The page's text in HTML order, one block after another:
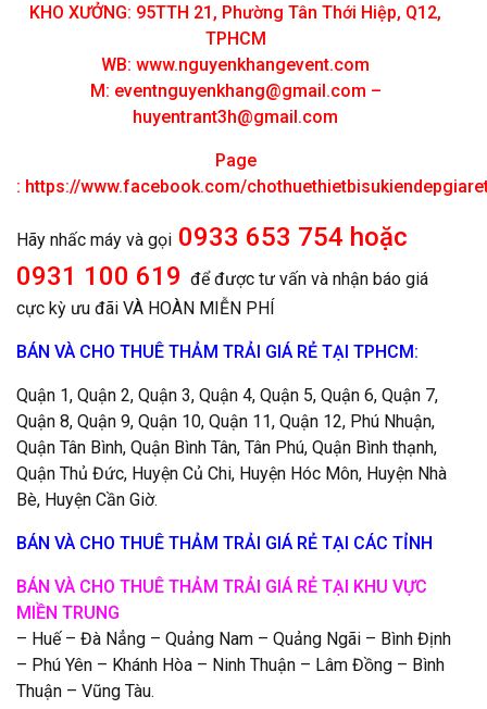
KHO XƯỞNG: 95TTH 21, Phường Tân Thới Hiệp, Q12,
TPHCM
WB: www.nguyenkhangevent.com
M: eventnguyenkhang@gmail.com –
huyentrant3h@gmail.com
Page
: https://www.facebook.com/
Hãy nhấc máy và gọi 0933 653 754 hoặc
0931 100 619 để được tư vấn và nhận báo giá
cực kỳ ưu đãi VÀ HOÀN MIỄN PHÍ
BÁN VÀ CHO THUÊ THẢM TRẢI GIÁ RẺ TẠI TPHCM:
Quận 1, Quận 2, Quận 3, Quận 4, Quận 5, Quận 6, Quận 7,
Quận 8, Quận 9, Quận 10, Quận 11, Quận 12, Phú Nhuận,
Quận Tân Bình, Quận Bình Tân, Tân Phú, Quận Bình thạnh,
Quận Thủ Đức, Huyện Củ Chi, Huyện Hóc Môn, Huyện Nhà
Bè, Huyện Cần Giờ.
BÁN VÀ CHO THUÊ THẢM TRẢI GIÁ RẺ TẠI CÁC TỈNH
BÁN VÀ CHO THUÊ THẢM TRẢI GIÁ RẺ TẠI KHU VỰC
MIỀN TRUNG
– Huế – Đà Nẳng – Quảng Nam – Quảng Ngãi – Bình Định
– Phú Yên – Khánh Hòa – Ninh Thuận – Lâm Đồng – Bình
Thuận – Vũng Tàu.